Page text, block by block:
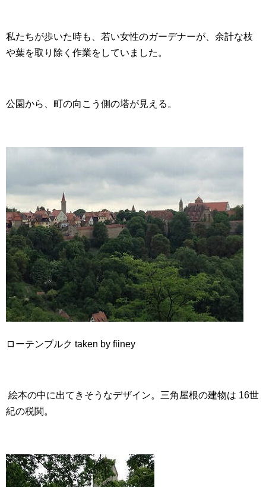
私たちが歩いた時も、若い女性のガーデナーが、余計な枝
や葉を取り除く作業をしていました。
公園から、町の向こう側の塔が見える。
ローテンブルク taken by fiiney
絵本の中に出てきそうなデザイン。三角屋根の建物は 16世
紀の税関。